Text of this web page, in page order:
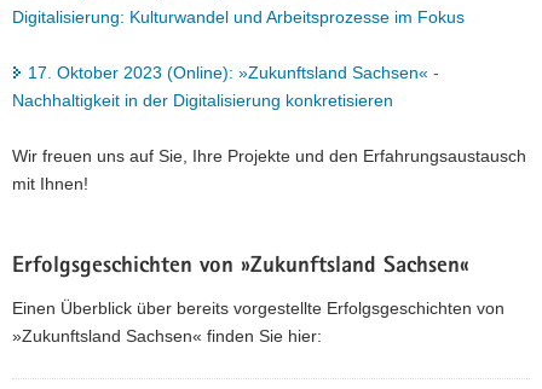
Digitalisierung: Kulturwandel und Arbeitsprozesse im Fokus
17. Oktober 2023 (Online): »Zukunftsland Sachsen« -
Nachhaltigkeit in der Digitalisierung konkretisieren
Wir freuen uns auf Sie, Ihre Projekte und den Erfahrungsaustausch
mit Ihnen!
Erfolgsgeschichten von »Zukunftsland Sachsen«
Einen Überblick über bereits vorgestellte Erfolgsgeschichten von
»Zukunftsland Sachsen« finden Sie hier: